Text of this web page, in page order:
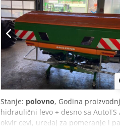
Stanje: polovno, Godina
hidraulični levo + desno sa
okvir cevi, uređaj za pomeranje i